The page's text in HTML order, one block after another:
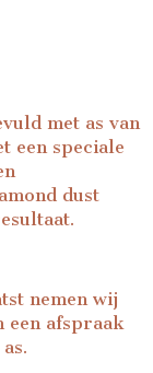
met as van
een speciale
dust
nemen wij
een afspraak